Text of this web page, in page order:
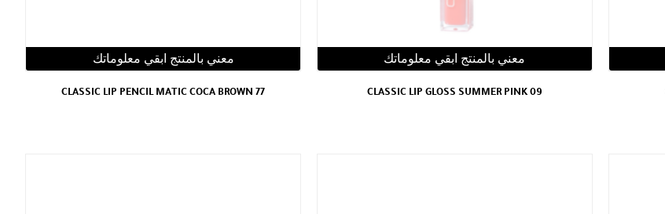
معني بالمنتج ابقي معلوماتك
CLASSIC LIP GLOSS SUMMER PINK 09
معني بالمنتج ابقي معلوماتك
CLASSIC LIP PENCIL MATIC COCA BROWN 77